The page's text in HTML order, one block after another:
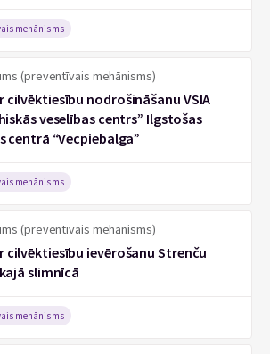
mehānisms
(preventīvais mehānisms)
cilvēktiesību nodrošināšanu VSIA
veselības centrs” Ilgstošas
centrā “Vecpiebalga”
mehānisms
(preventīvais mehānisms)
cilvēktiesību ievērošanu Strenču
slimnīcā
mehānisms